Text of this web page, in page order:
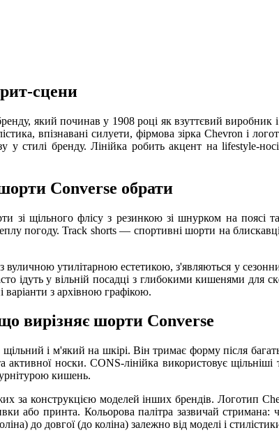
сцени
який починав у 1908 році як взуттєвий виробник
впізнавані силуети, фірмова зірка Chevron і
стилі бренду. Лінійка робить акцент на lifestyle-
Converse обрати
зі щільного флісу з резинкою зі шнурком на поясі
погоду. Track shorts — спортивні шорти на
утилітарною естетикою, з'являються у
ідуть у вільній посадці з глибокими кишенями для
варіанти з архівною графікою.
вирізняє шорти Converse
і м'який на шкірі. Він тримає форму після
активної носки. CONS-лінійка використовує
кишень.
за конструкцією моделей інших брендів. Логотип
або принта. Кольорова палітра зазвичай
до довгої (до коліна) залежно від моделі і